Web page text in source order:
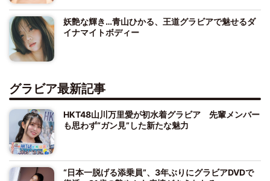
妖艶な輝き…青山ひかる、王道グラビアで魅せるダ
イナマイトボディー
グラビア最新記事
HKT48山川万里愛が初水着グラビア 先輩メンバー
も思わず“ガン見”した新たな魅力
“日本一脱げる添乗員”、3年ぶりにグラビアDVDで